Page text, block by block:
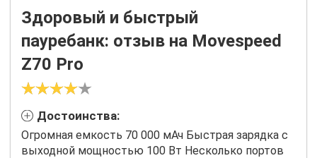
Здоровый и быстрый
пауребанк: отзыв на Movespeed
Z70 Pro
Достоинства:
Огромная емкость 70 000 мАч Быстрая зарядка с
выходной мощностью 100 Вт Несколько портов